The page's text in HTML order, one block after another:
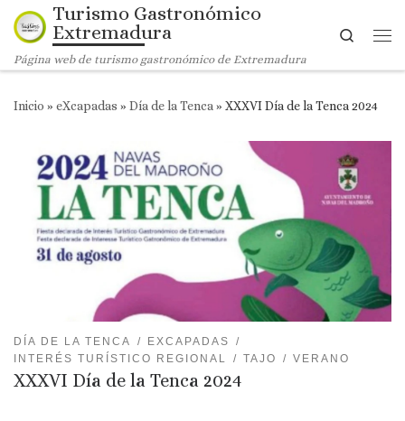
Saltar al contenido
Turismo Gastronómico
Extremadura
Página web de turismo gastronómico de Extremadura
Search
Inicio » eXcapadas » Día de la Tenca » XXXVI Día de la Tenca 2024
DÍA DE LA TENCA
EXCAPADAS
INTERÉS TURÍSTICO REGIONAL
TAJO VERANO
XXXVI Día de la Tenca 2024